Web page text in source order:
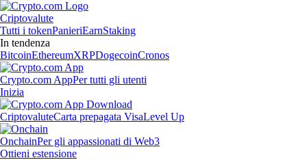
Criptovalute
Tutti i tokenPanieriEarnStaking
In tendenza
BitcoinEthereumXRPDogecoinCronos
Crypto.com AppPer tutti gli utenti
Inizia
CriptovaluteCarta prepagata VisaLevel Up
OnchainPer gli appassionati di Web3
Ottieni estensione